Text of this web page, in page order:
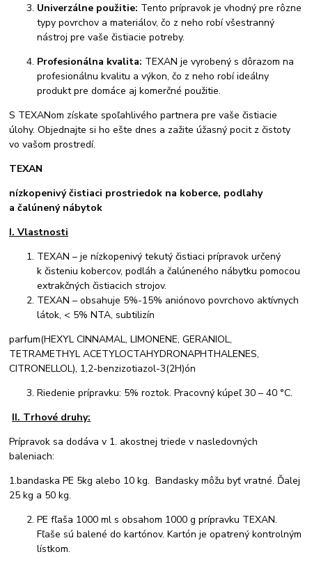
Univerzálne použitie: Tento prípravok je vhodný pre rôzne
typy povrchov a materiálov, čo z neho robí všestranný
nástroj pre vaše čistiacie potreby.
Profesionálna kvalita: TEXAN je vyrobený s dôrazom na
profesionálnu kvalitu a výkon, čo z neho robí ideálny
produkt pre domáce aj komerčné použitie.
S TEXANom získate spoľahlivého partnera pre vaše čistiacie
úlohy. Objednajte si ho ešte dnes a zažite úžasný pocit z čistoty
vo vašom prostredí.
TEXAN
nízkopenivý čistiaci prostriedok na koberce, podlahy
a čalúnený nábytok
I. Vlastnosti
TEXAN – je nízkopenivý tekutý čistiaci prípravok určený
k čisteniu kobercov, podláh a čalúneného nábytku pomocou
extrakčných čistiacich strojov.
TEXAN – obsahuje 5%-15% aniónovo povrchovo aktívnych
látok, < 5% NTA, subtilizín
parfum(HEXYL CINNAMAL, LIMONENE, GERANIOL,
TETRAMETHYL ACETYLOCTAHYDRONAPHTHALENES,
CITRONELLOL), 1,2-benzizotiazol-3(2H)ón
Riedenie prípravku: 5% roztok. Pracovný kúpeľ 30 – 40 °C.
II. Trhové druhy:
Prípravok sa dodáva v 1. akostnej triede v nasledovných
baleniach:
1.bandaska PE 5kg alebo 10 kg. Bandasky môžu byť vratné. Ďalej
25 kg a 50 kg.
PE fľaša 1000 ml s obsahom 1000 g prípravku TEXAN.
Fľaše sú balené do kartónov. Kartón je opatrený kontrolným
lístkom.